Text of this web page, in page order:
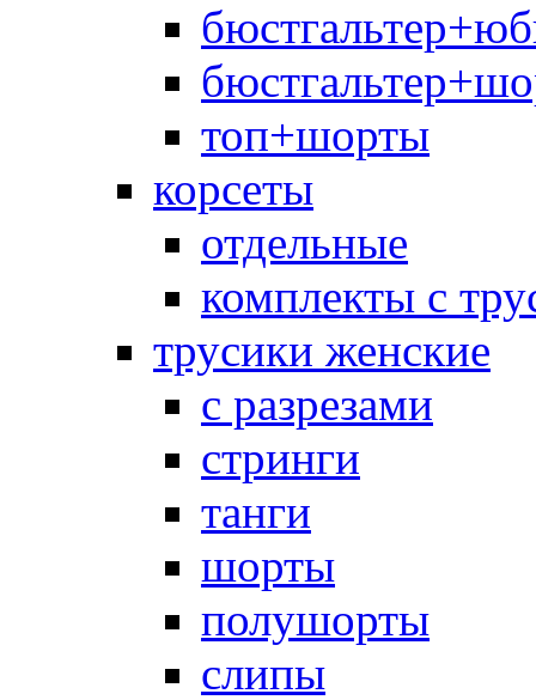
топ+шорты
корсеты
отдельные
комплекты с
трусики женские
с разрезами
стринги
танги
шорты
полушорты
слипы